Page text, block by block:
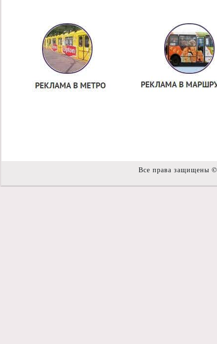
Все права защищены